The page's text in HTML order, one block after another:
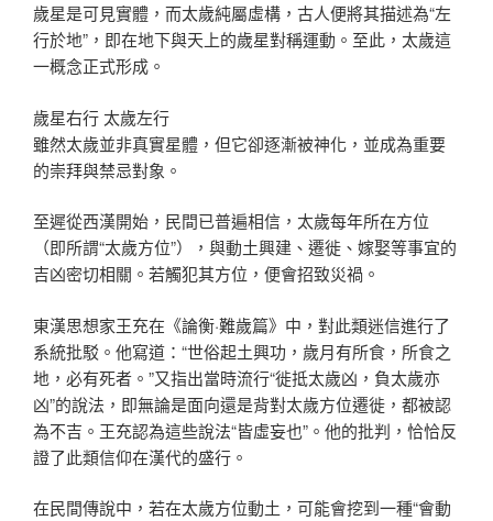
歲星是可見實體，而太歲純屬虛構，古人便將其描述為“左
行於地”，即在地下與天上的歲星對稱運動。至此，太歲這
一概念正式形成。
歲星右行 太歲左行
雖然太歲並非真實星體，但它卻逐漸被神化，並成為重要
的崇拜與禁忌對象。
至遲從西漢開始，民間已普遍相信，太歲每年所在方位
（即所謂“太歲方位”），與動土興建、遷徙、嫁娶等事宜的
吉凶密切相關。若觸犯其方位，便會招致災禍。
東漢思想家王充在《論衡·難歲篇》中，對此類迷信進行了
系統批駁。他寫道：“世俗起土興功，歲月有所食，所食之
地，必有死者。”又指出當時流行“徙抵太歲凶，負太歲亦
凶”的說法，即無論是面向還是背對太歲方位遷徙，都被認
為不吉。王充認為這些說法“皆虛妄也”。他的批判，恰恰反
證了此類信仰在漢代的盛行。
在民間傳說中，若在太歲方位動土，可能會挖到一種“會動